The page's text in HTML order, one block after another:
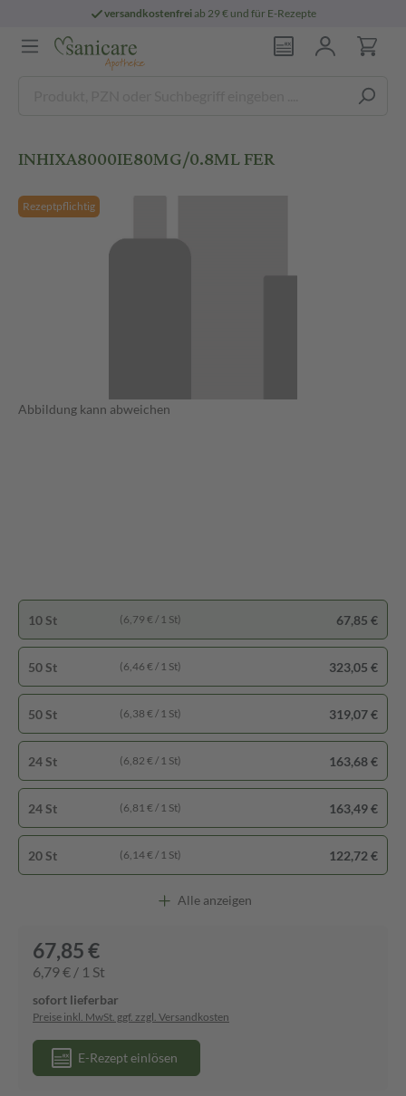
versandkostenfreiab 29 € und für E-Rezepte
INHIXA8000IE80MG/0.8ML FER
Rezeptpflichtig
Abbildung kann abweichen
50 St (6,46 € / 1 St) 323,05 €
50 St (6,38 € / 1 St) 319,07 €
24 St (6,82 € / 1 St) 163,68 €
24 St (6,81 € / 1 St) 163,49 €
20 St (6,14 € / 1 St) 122,72 €
10 St (6,79 € / 1 St) 67,85 €
Alle anzeigen
67,85 €
6,79 € / 1 St
sofort lieferbar
Preise inkl. MwSt. ggf. zzgl. Versandkosten
E-Rezept einlösen